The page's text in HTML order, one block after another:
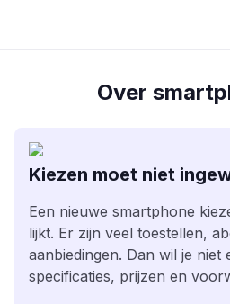
Over
Kiezen moet niet
Een nieuwe smartphone
lijkt. Er zijn veel toestellen,
aanbiedingen. Dan wil je niet
specificaties, prijzen en